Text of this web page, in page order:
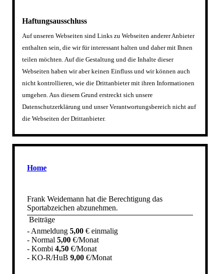
Haftungsausschluss
Auf unseren Webseiten sind Links zu Webseiten anderer Anbieter
enthalten sein, die wir für interessant halten und daher mit Ihnen
teilen möchten. Auf die Gestaltung und die Inhalte dieser
Webseiten haben wir aber keinen Einfluss und wir können auch
nicht kontrollieren, wie die Drittanbieter mit ihren Informationen
umgehen. Aus diesem Grund erstreckt sich unsere
Datenschutzerklärung und unser Verantwortungsbereich nicht auf
die Webseiten der Drittanbieter.
Home
Frank Weidemann hat die Berechtigung das
Sportabzeichen abzunehmen.
Beiträge
- Anmeldung 5,00€ einmalig
- Normal 5,00€/Monat
- Kombi 4,50€/Monat
- KO-R/HuB 9,00€/Monat